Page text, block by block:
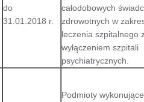
do
31.01.2018 r.
całodobowych
zdrowotnych w
leczenia szpitalnego
wyłączeniem szpitali
psychiatrycznych.
Podmioty wykonujące